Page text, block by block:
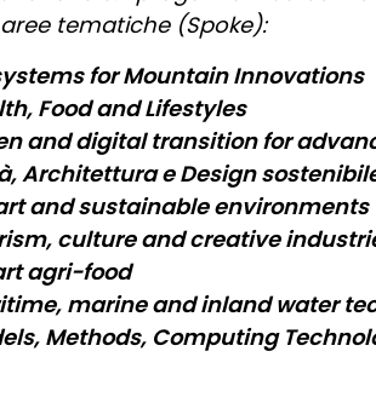
tematiche (Spoke):
for Mountain Innovations
Food and Lifestyles
and digital transition for
Architettura e Design
and sustainable
culture and creative
agri-food
marine and inland water
Methods, Computing